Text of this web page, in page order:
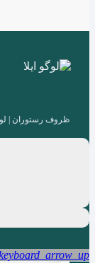
ظروف رستوران |